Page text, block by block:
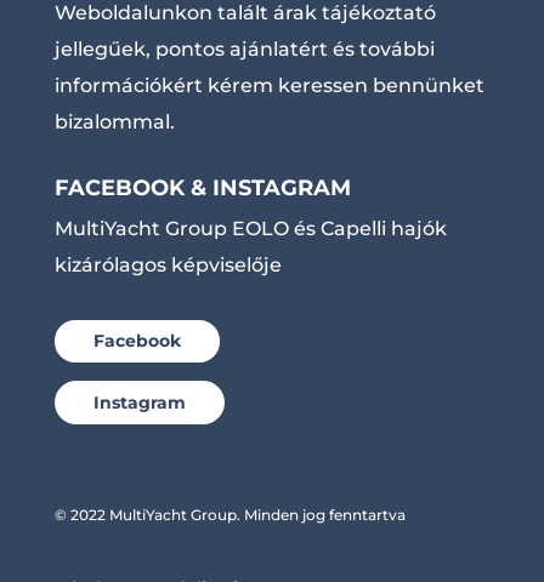
Weboldalunkon talált árak tájékoztató
jellegűek, pontos ajánlatért és további
információkért kérem keressen bennünket
bizalommal.
FACEBOOK & INSTAGRAM
MultiYacht Group EOLO és Capelli hajók
kizárólagos képviselője
Facebook
Instagram
© 2022 MultiYacht Group. Minden jog fenntartva